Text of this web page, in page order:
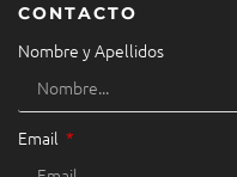
CONTACTO
Nombre y Apellidos
Email